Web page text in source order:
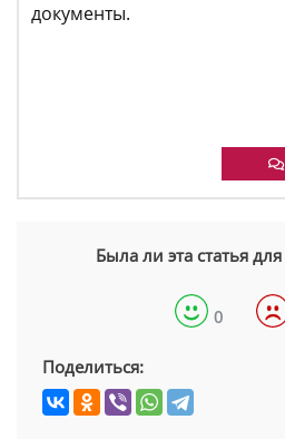
документы.
Была ли эта статья
0
Поделиться: